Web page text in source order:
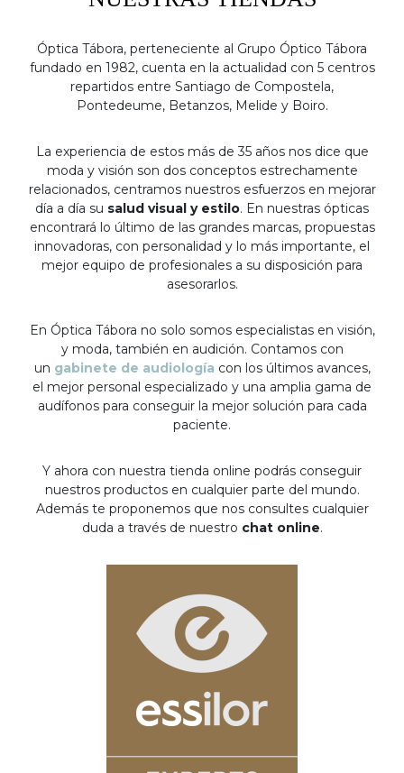
Óptica Tábora, perteneciente al Grupo Óptico Tábora
fundado en 1982, cuenta en la actualidad con 5 centros
repartidos entre Santiago de Compostela,
Pontedeume, Betanzos, Melide y Boiro.
La experiencia de estos más de 35 años nos dice que
moda y visión son dos conceptos estrechamente
relacionados, centramos nuestros esfuerzos en mejorar
día a día su salud visual y estilo. En nuestras ópticas
encontrará lo último de las grandes marcas, propuestas
innovadoras, con personalidad y lo más importante, el
mejor equipo de profesionales a su disposición para
asesorarlos.
En Óptica Tábora no solo somos especialistas en visión,
y moda, también en audición. Contamos con
un gabinete de audiología con los últimos avances,
el mejor personal especializado y una amplia gama de
audífonos para conseguir la mejor solución para cada
paciente.
Y ahora con nuestra tienda online podrás conseguir
nuestros productos en cualquier parte del mundo.
Además te proponemos que nos consultes cualquier
duda a través de nuestro chat online.